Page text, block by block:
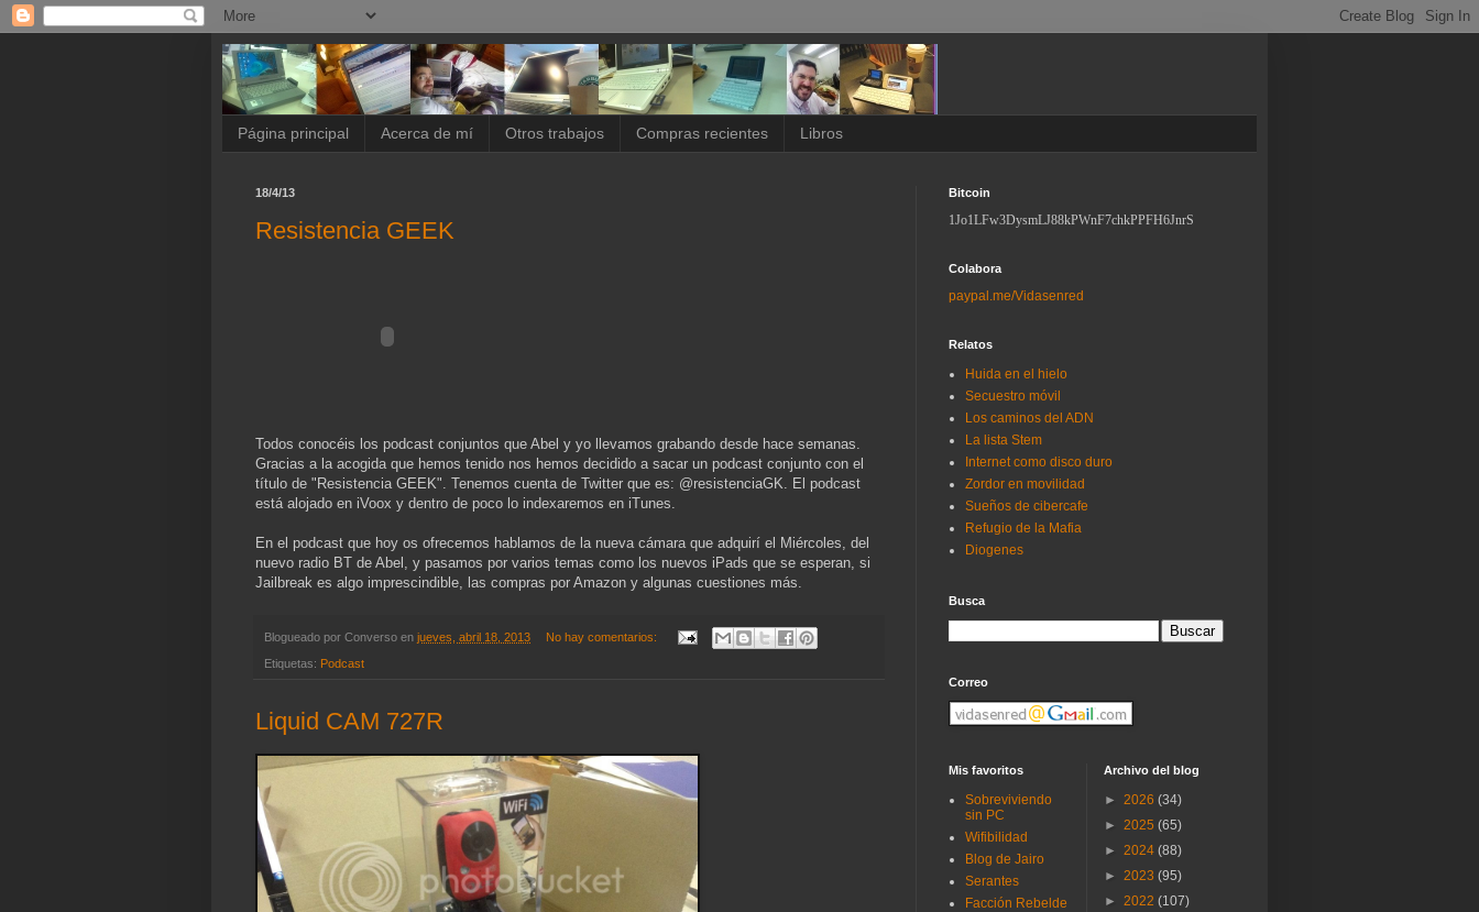
Página principal Acerca de mí Otros trabajos Compras recientes Libros
18/4/13
Resistencia GEEK
Todos conocéis los podcast conjuntos que Abel y yo llevamos grabando desde hace semanas.
Gracias a la acogida que hemos tenido nos hemos decidido a sacar un podcast conjunto con el
título de "Resistencia GEEK". Tenemos cuenta de Twitter que es: @resistenciaGK. El podcast
está alojado en iVoox y dentro de poco lo indexaremos en iTunes.
En el podcast que hoy os ofrecemos hablamos de la nueva cámara que adquirí el Miércoles, del
nuevo radio BT de Abel, y pasamos por varios temas como los nuevos iPads que se esperan, si
Jailbreak es algo imprescindible, las compras por Amazon y algunas cuestiones más.
Blogueado por Converso en jueves, abril 18, 2013 No hay comentarios:
Etiquetas: Podcast
Liquid CAM 727R
Bitcoin
1Jo1LFw3DysmLJ88kPWnF7chkPPFH6JnrS
Colabora
paypal.me/Vidasenred
Relatos
Huida en el hielo
Secuestro móvil
Los caminos del ADN
La lista Stem
Internet como disco duro
Zordor en movilidad
Sueños de cibercafe
Refugio de la Mafia
Diogenes
Busca
Correo
Mis favoritos
Sobreviviendo
sin PC
Wifibilidad
Blog de Jairo
Serantes
Facción Rebelde
Archivo del blog
► 2026 (34)
► 2025 (65)
► 2024 (88)
► 2023 (95)
► 2022 (107)